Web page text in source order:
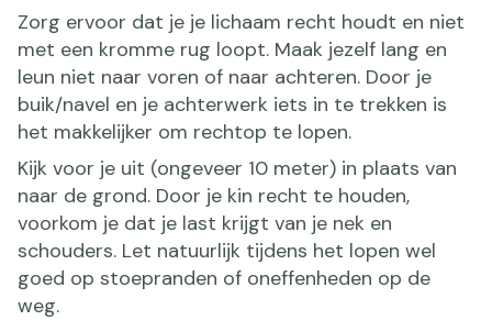
Zorg ervoor dat je je lichaam recht houdt en niet
met een kromme rug loopt. Maak jezelf lang en
leun niet naar voren of naar achteren. Door je
buik/navel en je achterwerk iets in te trekken is
het makkelijker om rechtop te lopen.
Kijk voor je uit (ongeveer 10 meter) in plaats van
naar de grond. Door je kin recht te houden,
voorkom je dat je last krijgt van je nek en
schouders. Let natuurlijk tijdens het lopen wel
goed op stoepranden of oneffenheden op de
weg.